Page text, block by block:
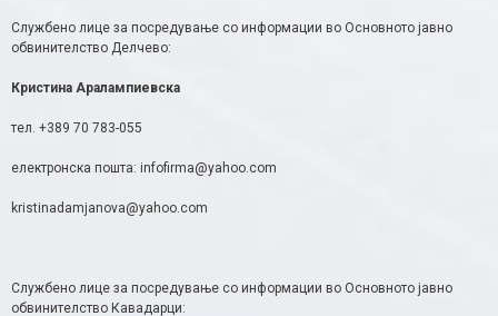
Службено лице за посредување со информации во Основното јавно
обвинителство Делчево:
Кристина Аралампиевска
тел. +389 70 783-055
електронска пошта: infofirma@yahoo.com
kristinadamjanova@yahoo.com
Службено лице за посредување со информации во Основното јавно
обвинителство Кавадарци: